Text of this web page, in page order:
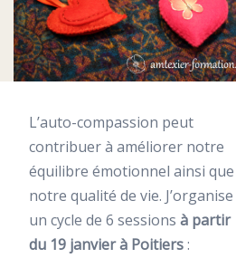
L’auto-compassion peut
contribuer à améliorer notre
équilibre émotionnel ainsi que
notre qualité de vie. J’organise
un cycle de 6 sessions à partir
du 19 janvier à Poitiers: